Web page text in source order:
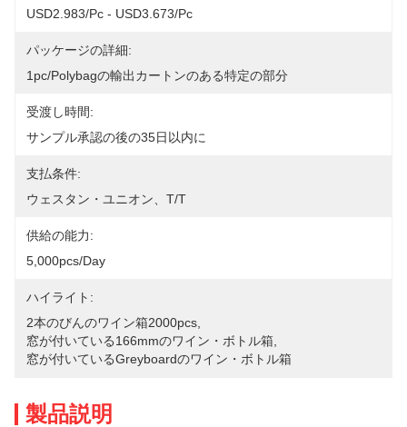
USD2.983/pc - USD3.673/pc
パッケージの詳細:
1pc/polybagの輸出カートンのある特定の部分
受渡し時間:
サンプル承認の後の35日以内に
支払条件:
ウェスタン・ユニオン、T/T
供給の能力:
5,000pcs/day
ハイライト:
2本のびんのワイン箱2000pcs
窓が付いている166mmのワイン・ボトル箱
窓が付いているgreyboardのワイン・ボトル箱
製品説明